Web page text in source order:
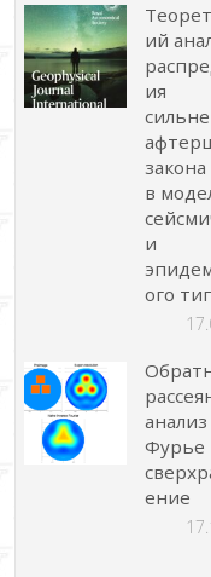
ий
ия
в
и
ого
анализ
Фурье
ение